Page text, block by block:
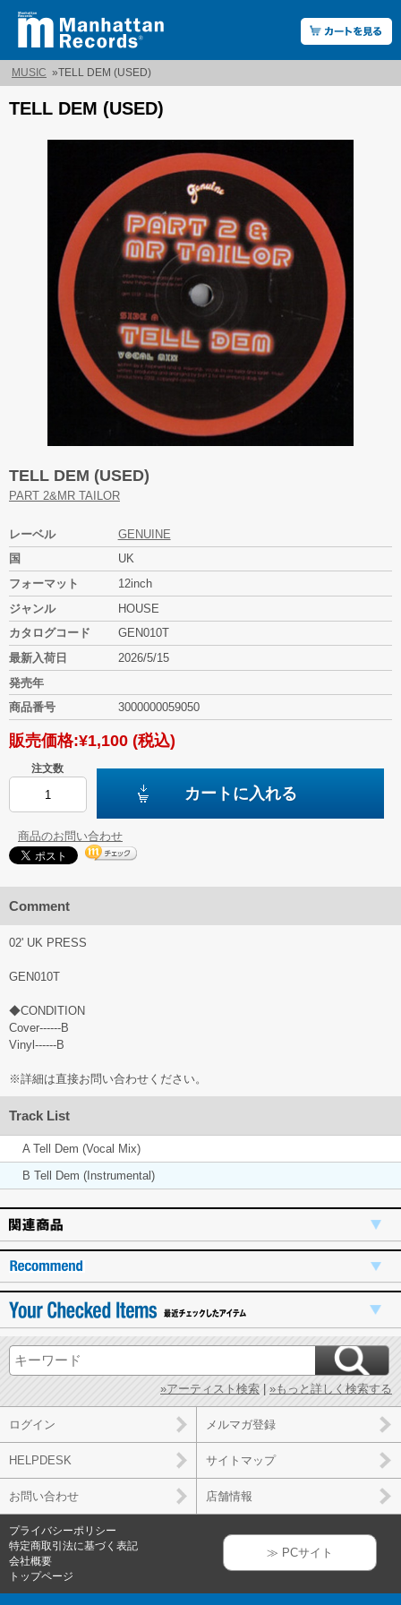
MUSIC »TELL DEM (USED)
TELL DEM (USED)
TELL DEM (USED)
PART 2&MR TAILOR
レーベル
GENUINE
国
UK
フォーマット
12inch
ジャンル
HOUSE
カタログコード
GEN010T
最新入荷日
2026/5/15
発売年
商品番号
3000000059050
販売価格:¥1,100 (税込)
注文数
カートに入れる
商品のお問い合わせ
Comment
02' UK PRESS
GEN010T
◆CONDITION
Cover------B
Vinyl------B
※詳細は直接お問い合わせください。
Track List
A Tell Dem (Vocal Mix)
B Tell Dem (Instrumental)
»アーティスト検索 »もっと詳しく検索する
ログイン メルマガ登録
HELPDESK サイトマップ
お問い合わせ 店舗情報
プライバシーポリシー
特定商取引法に基づく表記
会社概要
トップページ
≫ PCサイト